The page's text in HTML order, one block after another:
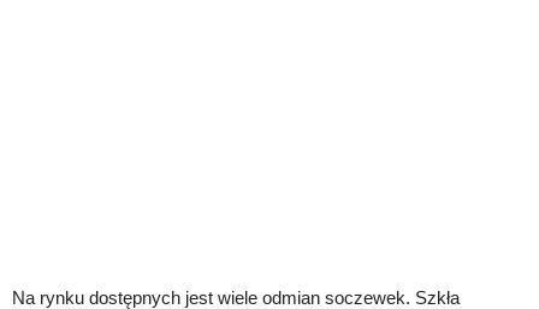
Na rynku dostępnych jest wiele odmian soczewek. Szkła